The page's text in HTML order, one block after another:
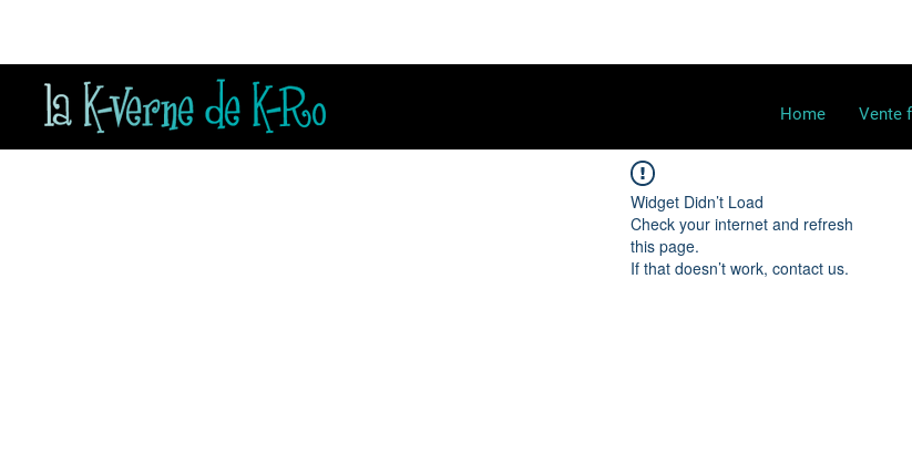
Home Vente
Widget Didn’t Load
Check your internet and refresh
this page.
If that doesn’t work, contact us.